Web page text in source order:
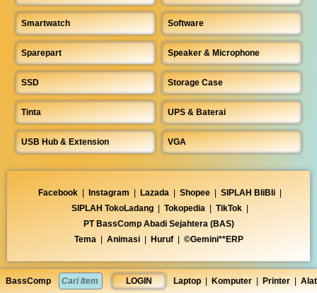
BassComp LOGIN Laptop Komputer Printer
Smartwatch Software
Sparepart Speaker & Microphone
SSD Storage Case
Tinta UPS & Baterai
USB Hub & Extension VGA
Facebook Instagram Lazada Shopee SIPLAH BliBli
SIPLAH TokoLadang
Tokopedia TikTok
PT BassComp Abadi Sejahtera (BAS)
Tema
Animasi Huruf ©Gemini**ERP